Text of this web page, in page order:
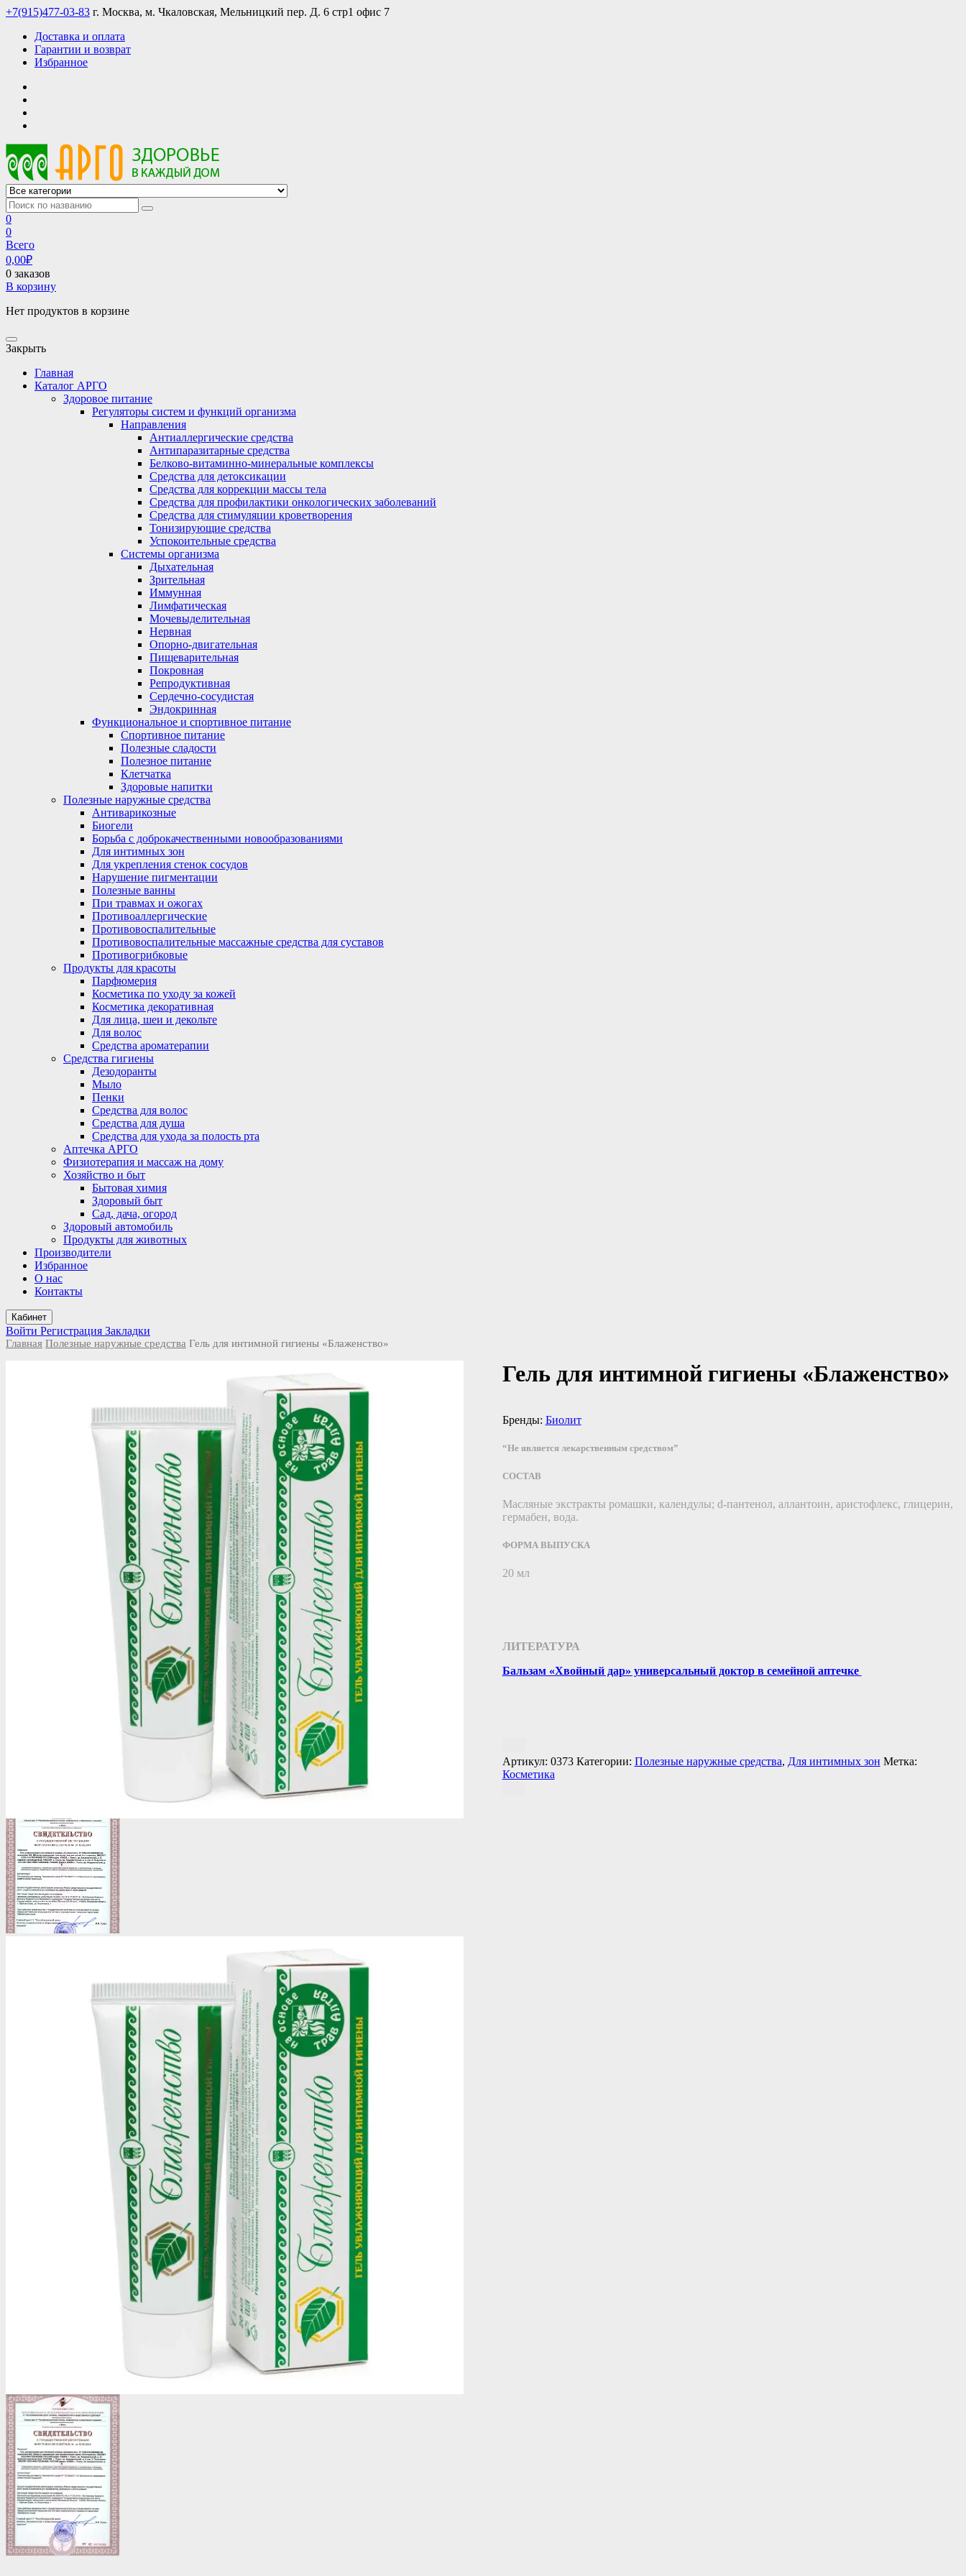
Skip
content
+7(915)477-03-83 г. Москва, м. Чкаловская, Мельницкий пер. Д. 6 стр1 офис 7
Доставка и оплата
Гарантии и возврат
Избранное
АРГО интернет магазин, доставка в Москве и по всей России
АРГО каталог каталог продукции, официальные цены
0
0
Всего
0,00₽
0 заказов
В корзину
Нет продуктов в корзине
Закрыть
Главная
Каталог АРГО
Здоровое питание
Регуляторы систем и функций организма
Направления
Антиаллергические средства
Антипаразитарные средства
Белково-витаминно-минеральные комплексы
Средства для детоксикации
Средства для коррекции массы тела
Средства для профилактики онкологических заболеваний
Средства для стимуляции кроветворения
Тонизирующие средства
Успокоительные средства
Системы организма
Дыхательная
Зрительная
Иммунная
Лимфатическая
Мочевыделительная
Нервная
Опорно-двигательная
Пищеварительная
Покровная
Репродуктивная
Сердечно-сосудистая
Эндокринная
Функциональное и спортивное питание
Спортивное питание
Полезные сладости
Полезное питание
Клетчатка
Здоровые напитки
Полезные наружные средства
Антиварикозные
Биогели
Борьба с доброкачественными новообразованиями
Для интимных зон
Для укрепления стенок сосудов
Нарушение пигментации
Полезные ванны
При травмах и ожогах
Противоаллергические
Противовоспалительные
Противовоспалительные массажные средства для суставов
Противогрибковые
Продукты для красоты
Парфюмерия
Косметика по уходу за кожей
Косметика декоративная
Для лица, шеи и декольте
Для волос
Средства ароматерапии
Средства гигиены
Дезодоранты
Мыло
Пенки
Средства для волос
Средства для душа
Средства для ухода за полость рта
Аптечка АРГО
Физиотерапия и массаж на дому
Хозяйство и быт
Бытовая химия
Здоровый быт
Сад, дача, огород
Здоровый автомобиль
Продукты для животных
Производители
Избранное
О нас
Контакты
Кабинет
Войти Регистрация Закладки
Главная Полезные наружные средства Гель для интимной гигиены «Блаженство»
Гель для интимной гигиены «Блаженство»
Бренды: Биолит
“Не является лекарственным средством”
СОСТАВ
Масляные экстракты ромашки, календулы; d-пантенол, аллантоин, аристофлекс, глицерин,
гермабен, вода.
ФОРМА ВЫПУСКА
20 мл
ЛИТЕРАТУРА
Бальзам «Хвойный дар» универсальный доктор в семейной аптечке
Артикул: 0373 Категории: Полезные наружные средства, Для интимных зон Метка:
Косметика